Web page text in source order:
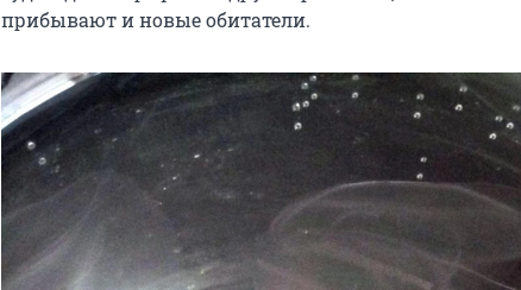
прибывают и новые обитатели.